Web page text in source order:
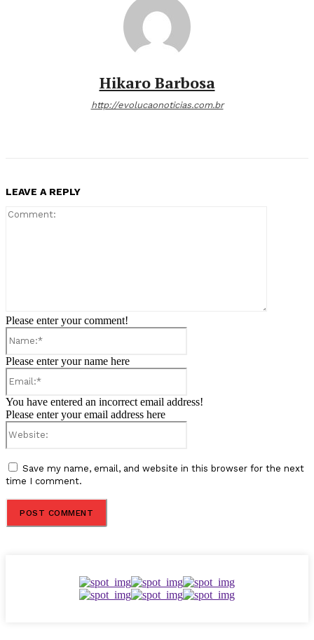
Hikaro Barbosa
http://evolucaonoticias.com.br
LEAVE A REPLY
Please enter your comment!
Please enter your name here
You have entered an incorrect email address!
Please enter your email address here
Save my name, email, and website in this browser for the next
time I comment.